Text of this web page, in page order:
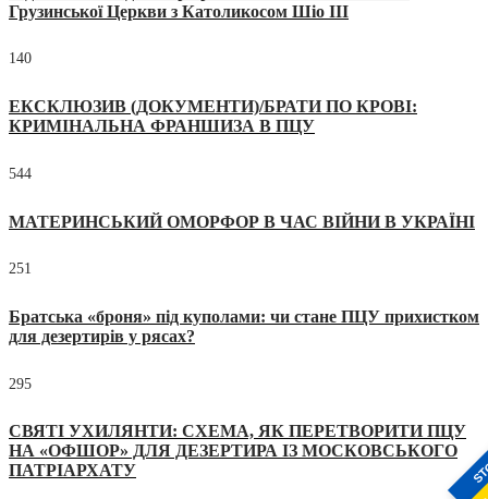
Грузинської Церкви з Католикосом Шіо III
140
ЕКСКЛЮЗИВ (ДОКУМЕНТИ)/БРАТИ ПО КРОВІ:
КРИМІНАЛЬНА ФРАНШИЗА В ПЦУ
544
МАТЕРИНСЬКИЙ ОМОРФОР В ЧАС ВІЙНИ В УКРАЇНІ
251
Братська «броня» під куполами: чи стане ПЦУ прихистком
для дезертирів у рясах?
295
СВЯТІ УХИЛЯНТИ: СХЕМА, ЯК ПЕРЕТВОРИТИ ПЦУ
НА «ОФШОР» ДЛЯ ДЕЗЕРТИРА ІЗ МОСКОВСЬКОГО
ПАТРІАРХАТУ